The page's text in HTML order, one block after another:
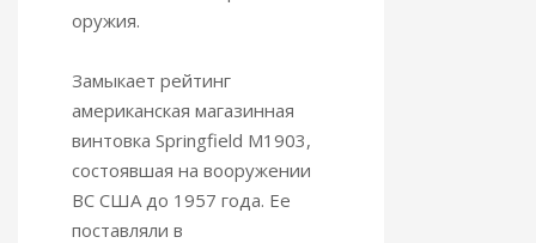
оружия.
Замыкает рейтинг
американская магазинная
винтовка Springfield M1903,
состоявшая на вооружении
ВС США до 1957 года. Ее
поставляли в